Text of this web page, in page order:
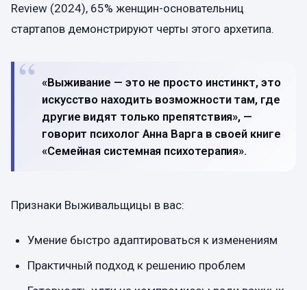
Review (2024), 65% женщин-основательниц
стартапов демонстрируют черты этого архетипа.
«Выживание — это не просто инстинкт, это
искусство находить возможности там, где
другие видят только препятствия», —
говорит психолог Анна Варга в своей книге
«Семейная системная психотерапия».
Признаки Выживальщицы в вас:
Умение быстро адаптироваться к изменениям
Практичный подход к решению проблем